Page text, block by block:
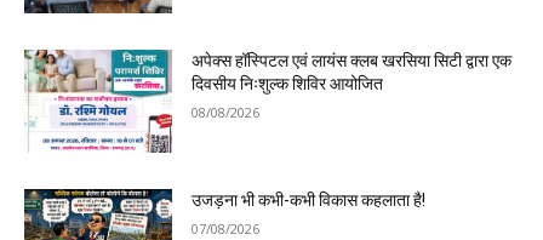
अपेक्स हॉस्पिटल एवं लायंस क्लब खरसिया सिटी द्वारा एक
दिवसीय निःशुल्क शिविर आयोजित
08/08/2026
उजड़ना भी कभी-कभी विकास कहलाता है!
07/08/2026